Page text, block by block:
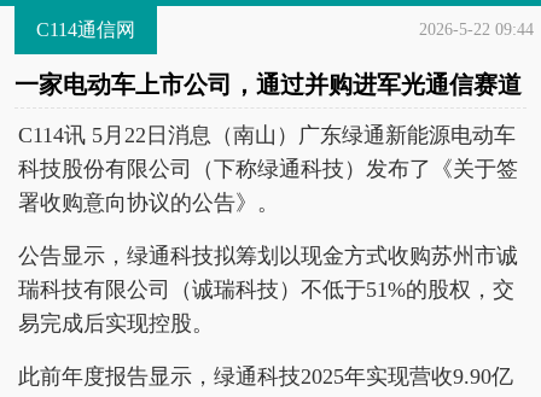
C114通信网 2026-5-22 09:44
一家电动车上市公司，通过并购进军光通信赛道
C114讯 5月22日消息（南山）广东绿通新能源电动车
科技股份有限公司（下称绿通科技）发布了《关于签
署收购意向协议的公告》。
公告显示，绿通科技拟筹划以现金方式收购苏州市诚
瑞科技有限公司（诚瑞科技）不低于51%的股权，交
易完成后实现控股。
此前年度报告显示，绿通科技2025年实现营收9.90亿